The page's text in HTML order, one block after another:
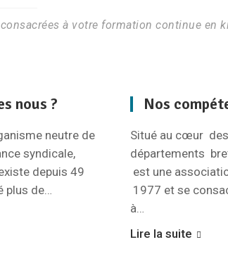
à votre formation continue en
nous ?
neutre de
syndicale,
depuis 49
de…
Nos
Situé au cœur
départements
est une
1977 et se
à…
Lire la suite